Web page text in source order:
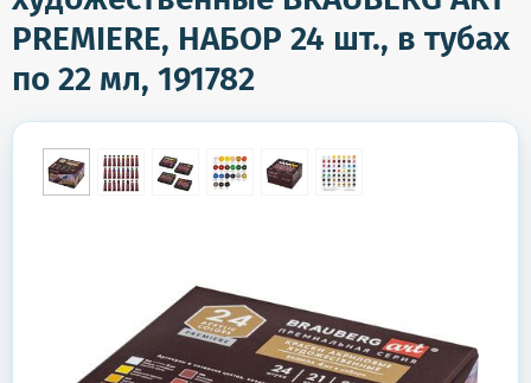
PREMIERE, НАБОР 24 шт., в тубах
по 22 мл, 191782